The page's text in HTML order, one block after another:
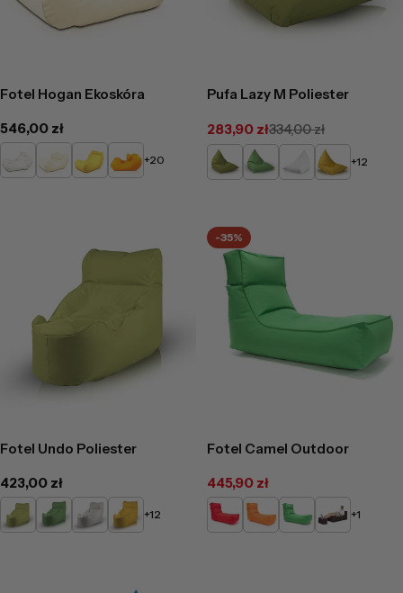
Fotel Hogan Ekoskóra
Cena
regularna
546,00 zł
Żółty Pomarańczowy
+20
Pufa Lazy M Poliester
Cena
promocyjna
283,90 zł
Cena
regularna
334,00 zł
Limonkowy
Zielony Żółty +12
Fotel Undo Poliester
Cena
regularna
423,00 zł
Limonkowy
Zielony Biały Żółty +12
-35%
Fotel Camel Outdoor
Cena
promocyjna
445,90 zł
CzerwonyPomarańczowy
Zielony M10 +1